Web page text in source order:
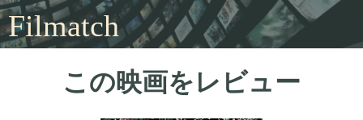
Filmatch
この映画をレビュー